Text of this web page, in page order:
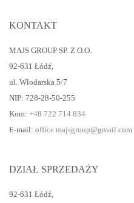
KONTAKT
MAJS GROUP SP. Z O.O.
92-631 Łódź,
ul. Włodarska 5/7
NIP: 728-28-50-255
Kom: +48 722 714 834
E-mail: office.majsgroup@gmail.com
DZIAŁ SPRZEDAŻY
92-631 Łódź,